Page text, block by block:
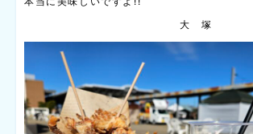
大 塚